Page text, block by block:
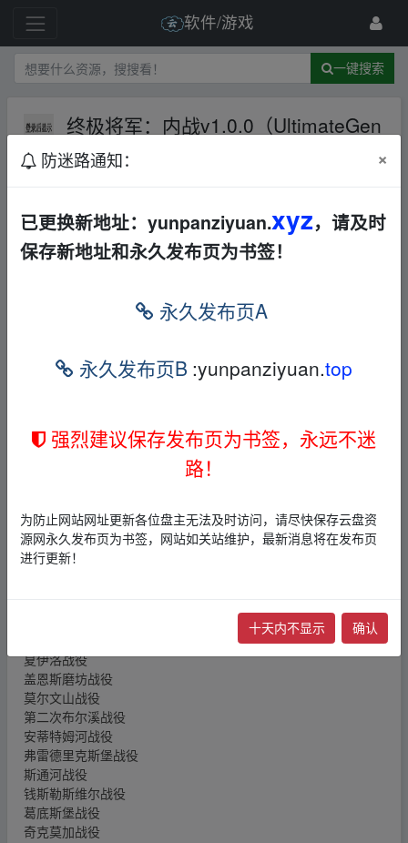
软件/游戏
一键搜索
终极将军：内战v1.0.0（UltimateGen
era【1.2GB】
终极将军：内战 v1.0.0（Ultimate General: Civil
War）免安装中文版(1.2 GB)
终极将军：内战是一款策略类战争游戏。感受美国史上最血腥的
时期 - 1861-1865年美国内战。
上参与超过50场的大小战斗，从小型遭遇战到持续数日大兵团战
斗应有尽有。战役的发展完全取决于玩家的行动以及战斗结果。
基于史实的战斗也可以另外单独进行游玩。
夏伊洛战役
盖恩斯磨坊战役
莫尔文山战役
第二次布尔溪战役
安蒂特姆河战役
弗雷德里克斯堡战役
斯通河战役
钱斯勒斯维尔战役
葛底斯堡战役
奇克莫加战役
防迷路通知： ×
已更换新地址：yunpanziyuan.xyz，请及时
保存新地址和永久发布页为书签！
永久发布页A
永久发布页B :yunpanziyuan.top
强烈建议保存发布页为书签，永远不迷
路！
为防止网站网址更新各位盘主无法及时访问，请尽快保存云盘资
源网永久发布页为书签，网站如关站维护，最新消息将在发布页
进行更新！
十天内不显示 确认